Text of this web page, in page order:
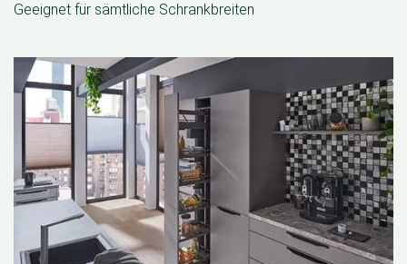
Geeignet für sämtliche Schrankbreiten